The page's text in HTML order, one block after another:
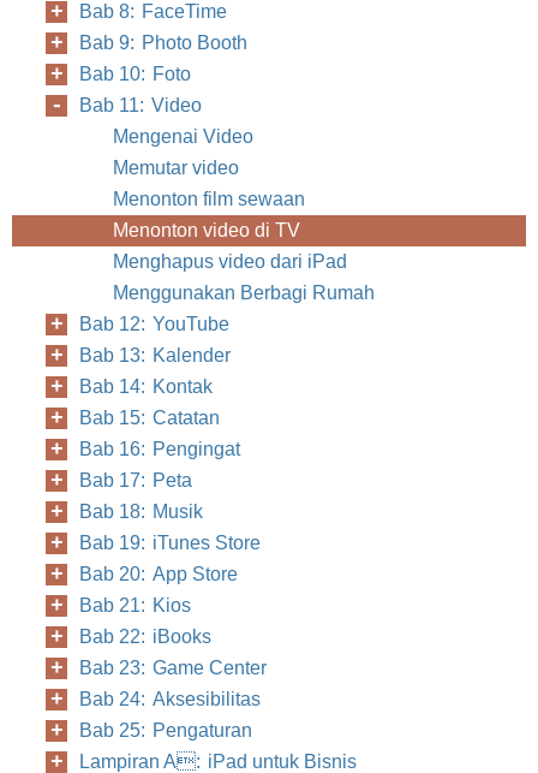
Bab 8: FaceTime
Bab 9: Photo Booth
Bab 10: Foto
Bab 11: Video
Mengenai Video
Memutar video
Menonton film sewaan
Menonton video di TV
Menghapus video dari iPad
Menggunakan Berbagi Rumah
Bab 12: YouTube
Bab 13: Kalender
Bab 14: Kontak
Bab 15: Catatan
Bab 16: Pengingat
Bab 17: Peta
Bab 18: Musik
Bab 19: iTunes Store
Bab 20: App Store
Bab 21: Kios
Bab 22: iBooks
Bab 23: Game Center
Bab 24: Aksesibilitas
Bab 25: Pengaturan
Lampiran A: iPad untuk Bisnis